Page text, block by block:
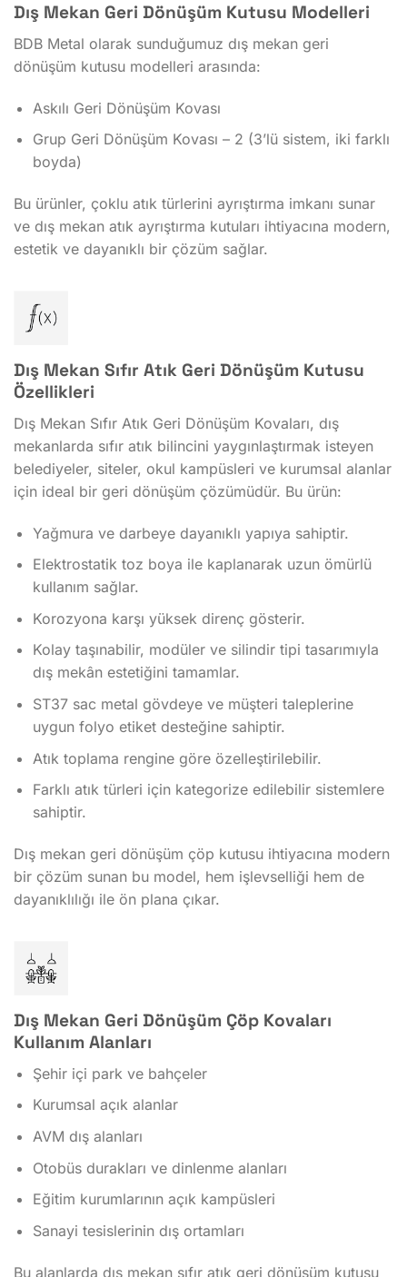
Dış Mekan Geri Dönüşüm Kutusu Modelleri
BDB Metal olarak sunduğumuz dış mekan geri
dönüşüm kutusu modelleri arasında:
Askılı Geri Dönüşüm Kovası
Grup Geri Dönüşüm Kovası – 2 (3’lü sistem, iki farklı
boyda)
Bu ürünler, çoklu atık türlerini ayrıştırma imkanı sunar
ve dış mekan atık ayrıştırma kutuları ihtiyacına modern,
estetik ve dayanıklı bir çözüm sağlar.
Dış Mekan Sıfır Atık Geri Dönüşüm Kutusu
Özellikleri
Dış Mekan Sıfır Atık Geri Dönüşüm Kovaları, dış
mekanlarda sıfır atık bilincini yaygınlaştırmak isteyen
belediyeler, siteler, okul kampüsleri ve kurumsal alanlar
için ideal bir geri dönüşüm çözümüdür. Bu ürün:
Yağmura ve darbeye dayanıklı yapıya sahiptir.
Elektrostatik toz boya ile kaplanarak uzun ömürlü
kullanım sağlar.
Korozyona karşı yüksek direnç gösterir.
Kolay taşınabilir, modüler ve silindir tipi tasarımıyla
dış mekân estetiğini tamamlar.
ST37 sac metal gövdeye ve müşteri taleplerine
uygun folyo etiket desteğine sahiptir.
Atık toplama rengine göre özelleştirilebilir.
Farklı atık türleri için kategorize edilebilir sistemlere
sahiptir.
Dış mekan geri dönüşüm çöp kutusu ihtiyacına modern
bir çözüm sunan bu model, hem işlevselliği hem de
dayanıklılığı ile ön plana çıkar.
Dış Mekan Geri Dönüşüm Çöp Kovaları
Kullanım Alanları
Şehir içi park ve bahçeler
Kurumsal açık alanlar
AVM dış alanları
Otobüs durakları ve dinlenme alanları
Eğitim kurumlarının açık kampüsleri
Sanayi tesislerinin dış ortamları
Bu alanlarda dış mekan sıfır atık geri dönüşüm kutusu